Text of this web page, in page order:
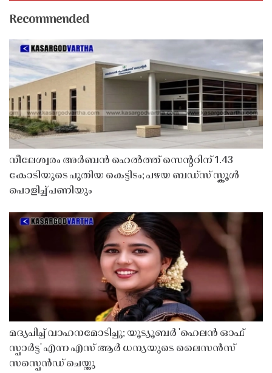
Recommended
നീലേശ്വരം അർബൻ ഹെൽത്ത് സെൻ്ററിന് 1.43
കോടിയുടെ പുതിയ കെട്ടിടം; പഴയ ബഡ്സ് സ്കൂൾ
പൊളിച്ച് പണിയും
മദ്യപിച്ച് വാഹനമോടിച്ചു; യൂട്യൂബർ 'ഹെലൻ ഓഫ്
സ്പാർട്ട' എന്ന എസ് ആർ ധന്യയുടെ ലൈസൻസ്
സസ്പെൻഡ് ചെയ്തു ​​​​​​​